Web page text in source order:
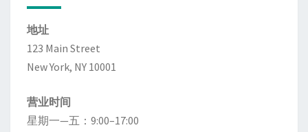
地址
123 Main Street
New York, NY 10001
营业时间
星期一—五：9:00–17:00